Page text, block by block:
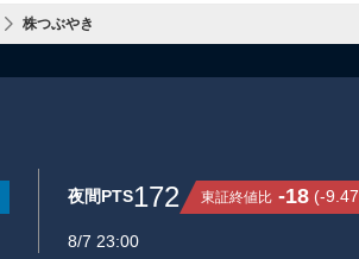
株つぶやき
夜間PTS172 東証終値比 -18 (-9.47
8/7 23:00